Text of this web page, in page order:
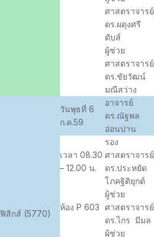
ศาสตราจารย์
ดร.ผดุงศรี
ดับส์
ผู้ช่วย
ศาสตราจารย์
ดร.ชัยวัฒน์
มณีสว่าง
ฟิสิกส์ (5770)
วันพุธที่ 6
ก.ค.59
อาจารย์
ดร.ณัฐพล
อ่อนปาน
เวลา 08.30
– 12.00 น.
รอง
ศาสตราจารย์
ดร.ประหยัด
โภคฐิติยุกต์
ห้อง P 603
ผู้ช่วย
ศาสตราจารย์
ดร.ไกร มีมล
ผู้ช่วย